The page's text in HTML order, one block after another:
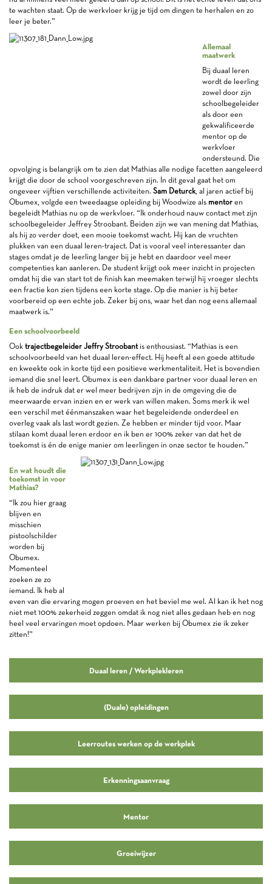
te wachten staat. Op de werkvloer krijg je tijd om dingen te herhalen en zo
leer je beter.”
Allemaal
maatwerk
Bij duaal leren
wordt de leerling
zowel door zijn
schoolbegeleider
als door een
gekwalificeerde
mentor op de
werkvloer
ondersteund. Die
opvolging is belangrijk om te zien dat Mathias alle nodige facetten aangeleerd
krijgt die door de school voorgeschreven zijn. In dit geval gaat het om
ongeveer vijftien verschillende activiteiten. Sam Deturck, al jaren actief bij
Obumex, volgde een tweedaagse opleiding bij Woodwize als mentor en
begeleidt Mathias nu op de werkvloer. “Ik onderhoud nauw contact met zijn
schoolbegeleider Jeffrey Stroobant. Beiden zijn we van mening dat Mathias,
als hij zo verder doet, een mooie toekomst wacht. Hij kan de vruchten
plukken van een duaal leren-traject. Dat is vooral veel interessanter dan
stages omdat je de leerling langer bij je hebt en daardoor veel meer
competenties kan aanleren. De student krijgt ook meer inzicht in projecten
omdat hij die van start tot de finish kan meemaken terwijl hij vroeger slechts
een fractie kon zien tijdens een korte stage. Op die manier is hij beter
voorbereid op een echte job. Zeker bij ons, waar het dan nog eens allemaal
maatwerk is.”
Een schoolvoorbeeld
Ook trajectbegeleider Jeffry Stroobantis enthousiast. “Mathias is een
schoolvoorbeeld van het duaal leren-effect. Hij heeft al een goede attitude
en kweekte ook in korte tijd een positieve werkmentaliteit. Het is bovendien
iemand die snel leert. Obumex is een dankbare partner voor duaal leren en
ik heb de indruk dat er wel meer bedrijven zijn in de omgeving die de
meerwaarde ervan inzien en er werk van willen maken. Soms merk ik wel
een verschil met éénmanszaken waar het begeleidende onderdeel en
overleg vaak als last wordt gezien. Ze hebben er minder tijd voor. Maar
stilaan komt duaal leren erdoor en ik ben er 100% zeker van dat het de
toekomst is én de enige manier om leerlingen in onze sector te houden.”
En wat houdt die
toekomst in voor
Mathias?
“Ik zou hier graag
blijven en
misschien
pistoolschilder
worden bij
Obumex.
Momenteel
zoeken ze zo
iemand. Ik heb al
even van die ervaring mogen proeven en het beviel me wel. Al kan ik het nog
niet met 100% zekerheid zeggen omdat ik nog niet alles gedaan heb en nog
heel veel ervaringen moet opdoen. Maar werken bij Obumex zie ik zeker
zitten!”
Duaal leren / Werkplekleren
(Duale) opleidingen
Leerroutes werken op de werkplek
Erkenningsaanvraag
Mentor
Groeiwijzer